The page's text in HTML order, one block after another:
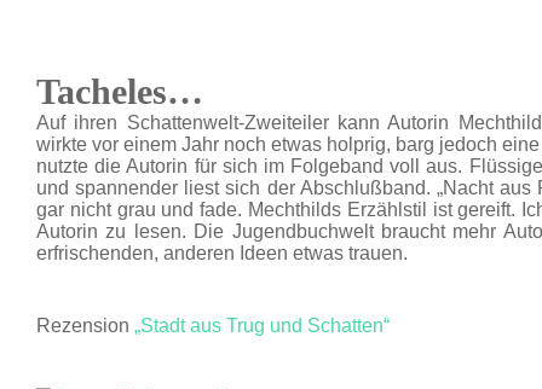
Tacheles…
Auf ihren Schattenwelt-Zweiteiler kann Autorin
wirkte vor einem Jahr noch etwas holprig, barg jedoch
nutzte die Autorin für sich im Folgeband voll aus.
und spannender liest sich der Abschlußband. „Nacht
gar nicht grau und fade. Mechthilds Erzählstil ist gereift.
Autorin zu lesen. Die Jugendbuchwelt braucht mehr
erfrischenden, anderen Ideen etwas trauen.
Rezension „Stadt aus Trug und Schatten“